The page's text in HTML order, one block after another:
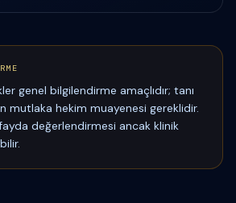
genel bilgilendirme amaçlıdır; tanı
mutlaka hekim muayenesi gereklidir.
değerlendirmesi ancak klinik